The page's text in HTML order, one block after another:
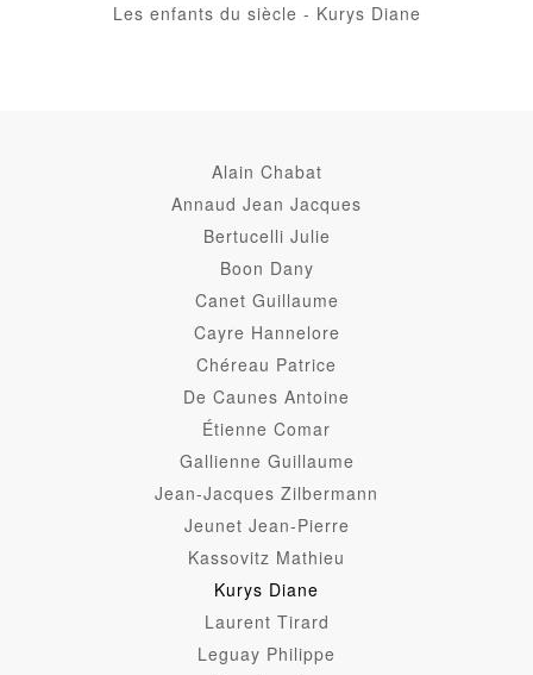
Les enfants du siècle - Kurys Diane
Alain Chabat
Annaud Jean Jacques
Bertucelli Julie
Boon Dany
Canet Guillaume
Cayre Hannelore
Chéreau Patrice
De Caunes Antoine
Étienne Comar
Gallienne Guillaume
Jean-Jacques Zilbermann
Jeunet Jean-Pierre
Kassovitz Mathieu
Kurys Diane
Laurent Tirard
Leguay Philippe